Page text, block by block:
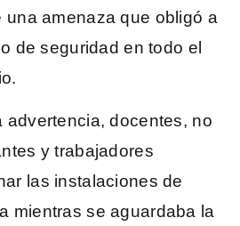
una amenaza que obligó a
de seguridad en todo el
advertencia, docentes, no
y trabajadores
las instalaciones de
mientras se aguardaba la